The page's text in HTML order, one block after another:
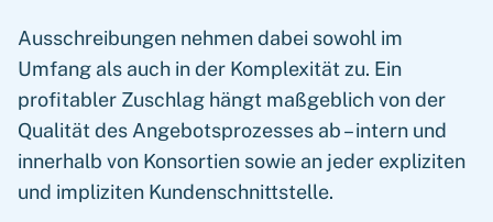
Ausschreibungen nehmen dabei sowohl im
Umfang als auch in der Komplexität zu. Ein
profitabler Zuschlag hängt maßgeblich von der
Qualität des Angebotsprozesses ab – intern und
innerhalb von Konsortien sowie an jeder expliziten
und impliziten Kundenschnittstelle.